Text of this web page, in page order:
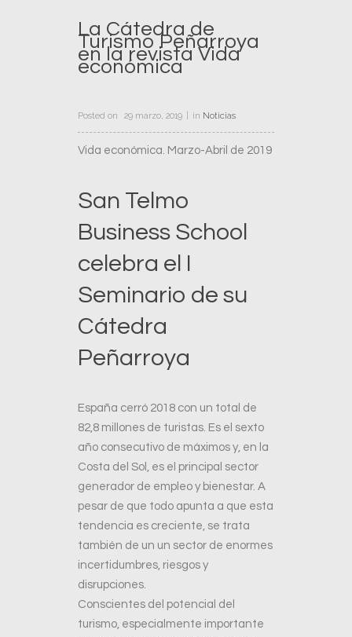
La Cátedra de
Turismo Peñarroya
en la revista Vida
económica
Posted on 29 marzo, 2019 in Noticias
Vida económica. Marzo-Abril de 2019
San Telmo
Business School
celebra el I
Seminario de su
Cátedra
Peñarroya
España cerró 2018 con un total de
82,8 millones de turistas. Es el sexto
año consecutivo de máximos y, en la
Costa del Sol, es el principal sector
generador de empleo y bienestar. A
pesar de que todo apunta a que esta
tendencia es creciente, se trata
también de un un sector de enormes
incertidumbres, riesgos y
disrupciones.
Conscientes del potencial del
turismo, especialmente importante